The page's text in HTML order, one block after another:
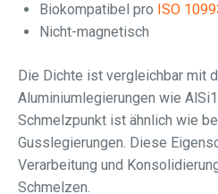
Biokompatibel pro ISO
Nicht-magnetisch
Die Dichte ist vergleichbar mit
Aluminiumlegierungen wie
Schmelzpunkt ist ähnlich wie
Gusslegierungen. Diese
Verarbeitung und
Schmelzen.